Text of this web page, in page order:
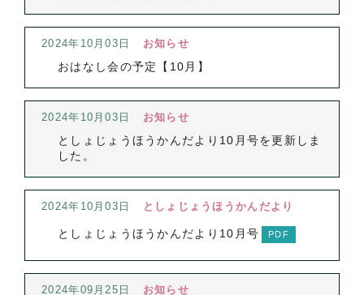
2024年10月03日 お知らせ
おはなし会の予定【10月】
2024年10月03日 お知らせ
としょじょうほうかんだより10月号を更新しま
した。
2024年10月03日 としょじょうほうかんだより
としょじょうほうかんだより10月号
2024年09月25日 お知らせ